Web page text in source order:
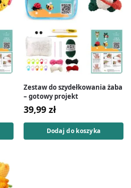
Zestaw do szydełkowania żaba
– gotowy projekt
39,99 zł
Dodaj do koszyka